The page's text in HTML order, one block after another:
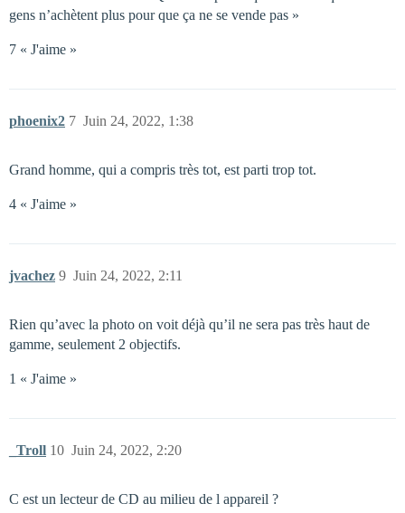
gens n’achètent plus pour que ça ne se vende pas »
7 « J'aime »
phoenix2 Juin 24, 2022, 1:38
7
Grand homme, qui a compris très tot, est parti trop tot.
4 « J'aime »
jvachez Juin 24, 2022, 2:11
9
Rien qu’avec la photo on voit déjà qu’il ne sera pas très haut de
gamme, seulement 2 objectifs.
1 « J'aime »
_Troll Juin 24, 2022, 2:20
10
C est un lecteur de CD au milieu de l appareil ?